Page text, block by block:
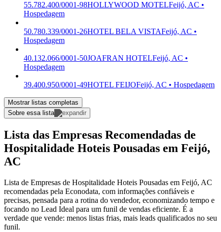
55.782.400/0001-98HOLLYWOOD MOTELFeijó, AC •
Hospedagem
50.780.339/0001-26HOTEL BELA VISTAFeijó, AC •
Hospedagem
40.132.066/0001-50JOAFRAN HOTELFeijó, AC •
Hospedagem
39.400.950/0001-49HOTEL FEIJOFeijó, AC • Hospedagem
Mostrar listas completas
Sobre essa lista
Lista das Empresas Recomendadas de
Hospitalidade Hoteis Pousadas em Feijó,
AC
Lista de Empresas de Hospitalidade Hoteis Pousadas em Feijó, AC
recomendadas pela Econodata, com informações confiáveis e
precisas, pensada para a rotina do vendedor, economizando tempo e
focando no Lead Ideal para um funil de vendas eficiente. É a
verdade que vende: menos listas frias, mais leads qualificados no seu
funil.